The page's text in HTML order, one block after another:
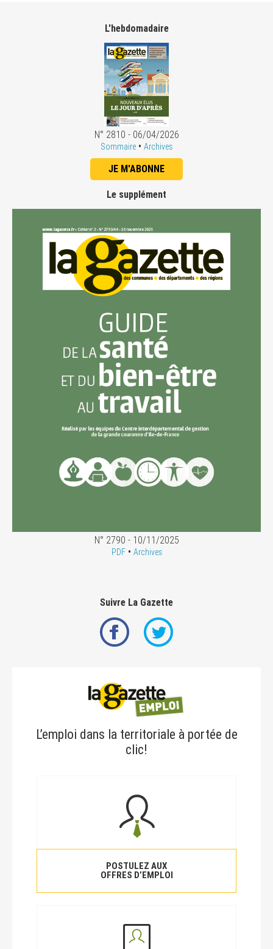
L'hebdomadaire
N° 2810 - 06/04/2026
Sommaire • Archives
JE M'ABONNE
Le supplément
N° 2790 - 10/11/2025
PDF• Archives
Suivre La Gazette
L’emploi dans la territoriale à portée de
clic!
POSTULEZ AUX
OFFRES D’EMPLOI